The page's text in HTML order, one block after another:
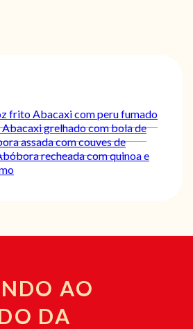
fritoAbacaxi com peru fumado
Abacaxi grelhado com bola de
assada com couves de
recheada com quinoa e
AO
DA